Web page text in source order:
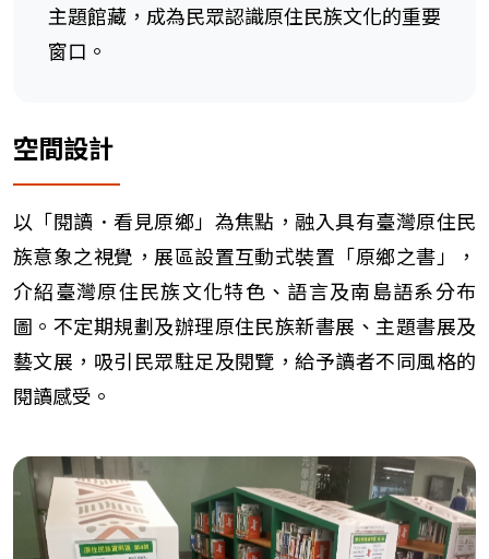
主題館藏，成為民眾認識原住民族文化的重要
窗口。
空間設計
以「閱讀．看見原鄉」為焦點，融入具有臺灣原住民
族意象之視覺，展區設置互動式裝置「原鄉之書」，
介紹臺灣原住民族文化特色、語言及南島語系分布
圖。不定期規劃及辦理原住民族新書展、主題書展及
藝文展，吸引民眾駐足及閱覽，給予讀者不同風格的
閱讀感受。